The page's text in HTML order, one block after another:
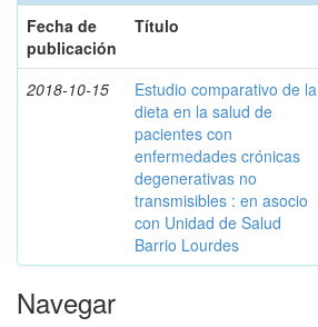
Fecha de
publicación
Título
2018-10-15
Estudio comparativo de la
dieta en la salud de
pacientes con
enfermedades crónicas
degenerativas no
transmisibles : en asocio
con Unidad de Salud
Barrio Lourdes
Navegar